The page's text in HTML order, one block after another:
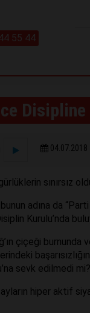
55 44
04.07.2018
sınırsız
adına da
Kurulu’nda
çiçeği
sevk edilmedi mi?
hiper aktif